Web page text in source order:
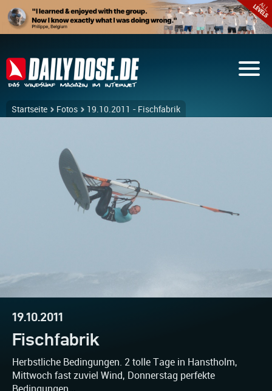
Startseite Fotos 19.10.2011 - Fischfabrik
19.10.2011
Fischfabrik
Herbstliche Bedingungen. 2 tolle Tage in Hanstholm,
Mittwoch fast zuviel Wind, Donnerstag perfekte